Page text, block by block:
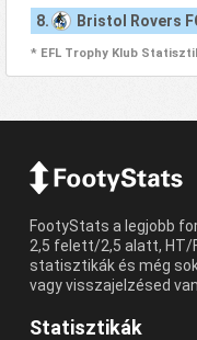
8. Bristol Rovers
* EFL Trophy Klub
FootyStats a legjobb
2,5 felett/2,5 alatt, HT/
statisztikák és még
vagy visszajelzésed
Statisztikák